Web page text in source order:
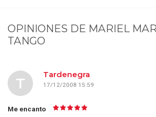
OPINIONES DE MARIEL
TANGO
Tardenegra
17/12/2008 15:59
T
Me encanto